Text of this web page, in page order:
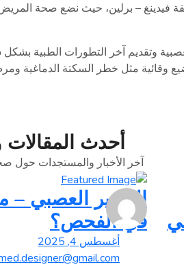
وتقديم آخر التطورات الطبية
وقائية مثل خطر السكتة الدماغية
أحدث المقالات
آخر الأخبار والمستجدات حول
التقرير العصبي –
في الفحص؟
أغسطس 4, 2025